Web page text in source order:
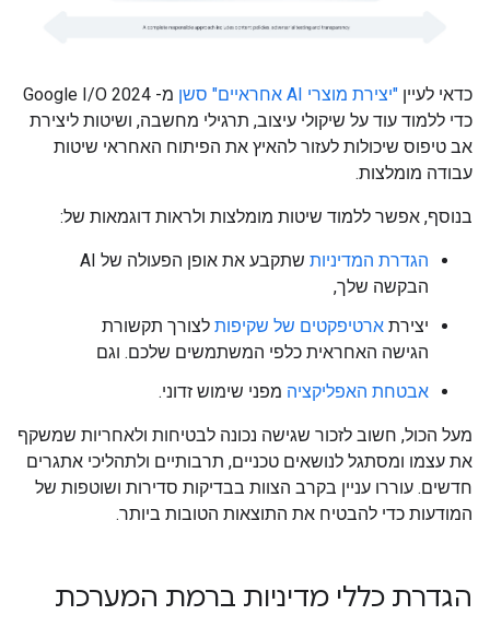
כדאי לעיין "יצירת מוצרי AI אחראיים" סשן
מ- Google I/O 2024
כדי ללמוד עוד על שיקולי עיצוב, תרגילי מחשבה, ושיטות ליצירת
אב טיפוס שיכולות לעזור להאיץ את הפיתוח האחראי שיטות
עבודה מומלצות.
בנוסף, אפשר ללמוד שיטות מומלצות ולראות דוגמאות של:
הגדרת המדיניות
שתקבע את אופן הפעולה של AI
הבקשה שלך,
יצירת ארטיפקטים של שקיפות לצורך תקשורת
הגישה האחראית כלפי המשתמשים שלכם. וגם
אבטחת האפליקציה מפני שימוש זדוני.
מעל הכול, חשוב לזכור שגישה נכונה לבטיחות ולאחריות שמשקף
את עצמו ומסתגל לנושאים טכניים, תרבותיים ולתהליכי אתגרים
חדשים. עוררו עניין בקרב הצוות בבדיקות סדירות ושוטפות של
המודעות כדי להבטיח את התוצאות הטובות ביותר.
הגדרת כללי מדיניות ברמת המערכת